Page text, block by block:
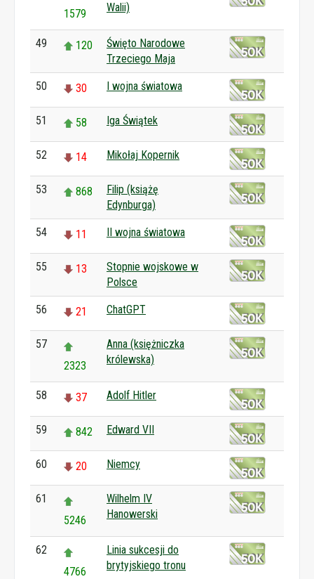
1579
Walii)
49 120
Święto Narodowe
Trzeciego Maja
50 30 I wojna światowa
51 58 Iga Świątek
52 14 Mikołaj Kopernik
53 868
Filip (książę
Edynburga)
54 11 II wojna światowa
55 13
Stopnie wojskowe w
Polsce
56 21 ChatGPT
57
2323
Anna (księżniczka
królewska)
58 37 Adolf Hitler
59 842 Edward VII
60 20 Niemcy
61
5246
Wilhelm IV
Hanowerski
62
4766
Linia sukcesji do
brytyjskiego tronu